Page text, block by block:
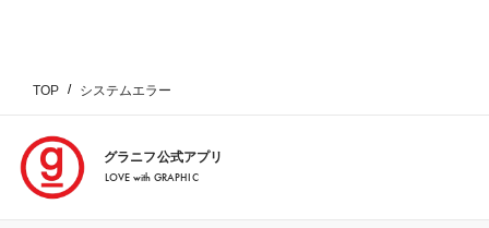
TOP システムエラー
グラニフ公式アプリ
LOVE with GRAPHIC